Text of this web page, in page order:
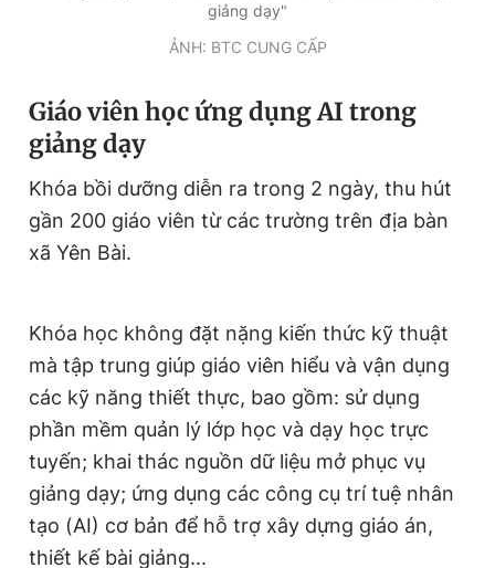
giảng dạy"
ẢNH: BTC CUNG CẤP
Giáo viên học ứng dụng AI trong
giảng dạy
Khóa bồi dưỡng diễn ra trong 2 ngày, thu hút
gần 200 giáo viên từ các trường trên địa bàn
xã Yên Bài.
Khóa học không đặt nặng kiến thức kỹ thuật
mà tập trung giúp giáo viên hiểu và vận dụng
các kỹ năng thiết thực, bao gồm: sử dụng
phần mềm quản lý lớp học và dạy học trực
tuyến; khai thác nguồn dữ liệu mở phục vụ
giảng dạy; ứng dụng các công cụ trí tuệ nhân
tạo (AI) cơ bản để hỗ trợ xây dựng giáo án,
thiết kế bài giảng...